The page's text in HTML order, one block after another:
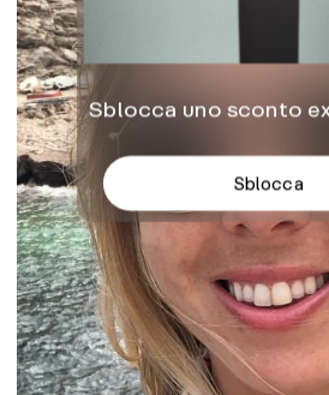
Sblocca uno sconto
Sblocca